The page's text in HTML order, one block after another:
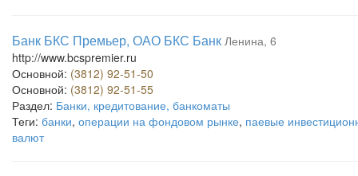
Банк БКС Премьер, ОАО БКС Банк Ленина, 6
http://www.bcspremier.ru
Основной: (3812) 92-51-50
Основной: (3812) 92-51-55
Раздел: Банки, кредитование, банкоматы
Теги: банки, операции на фондовом рынке, паевые
валют